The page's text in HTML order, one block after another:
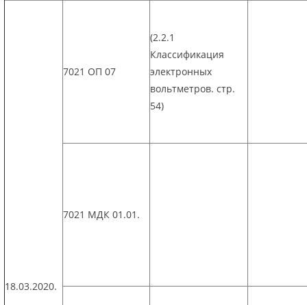
18.03.2020.
7021 ОП 07
(2.2.1
Классификация
электронных
вольтметров. стр.
54)
7021 МДК 01.01.